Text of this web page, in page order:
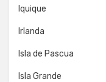
Iquique
Irlanda
Isla de Pascua
Isla Grande